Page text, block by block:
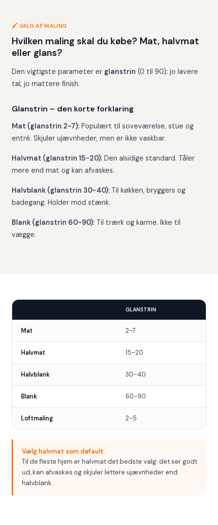
🖌️ VALG AF MALING
Hvilken maling skal du købe? Mat, halvmat
eller glans?
Den vigtigste parameter er glanstrin (0 til 90): jo lavere
tal, jo mattere finish.
Glanstrin – den korte forklaring
Mat (glanstrin 2-7): Populært til soveværelse, stue og
entré. Skjuler ujævnheder, men er ikke vaskbar.
Halvmat (glanstrin 15-20): Den alsidige standard. Tåler
mere end mat og kan afvaskes.
Halvblank (glanstrin 30-40): Til køkken, bryggers og
badegang. Holder mod stænk.
Blank (glanstrin 60-90): Til trærk og karme. Ikke til
vægge.
GLANSTRIN
Mat 2–7
Halvmat 15–20
Halvblank 30–40
Blank 60–90
Loftmaling 2–5
Vælg halvmat som default.
Til de fleste hjem er halvmat det bedste valg: det ser godt
ud, kan afvaskes og skjuler lettere ujævnheder end
halvblank.